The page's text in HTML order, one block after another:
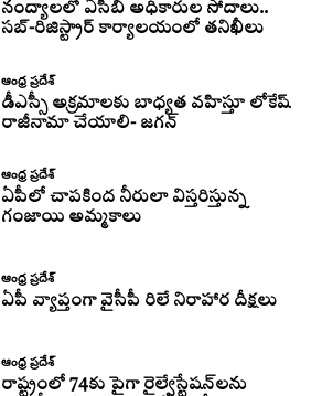
నంద్యాలలో ఏసీబీ అధికారుల సోదాలు..
సబ్-రిజిస్ట్రార్ కార్యాలయంలో తనిఖీలు
ఆంధ్ర ప్రదేశ్
డీఎస్సీ అక్రమాలకు బాధ్యత వహిస్తూ లోకేష్‌
రాజీనామా చేయాలి- జగన్
ఆంధ్ర ప్రదేశ్
ఏపీలో చాపకింద నీరులా విస్తరిస్తున్న
గంజాయి అమ్మకాలు
ఆంధ్ర ప్రదేశ్
ఏపీ వ్యాప్తంగా వైసీపీ రిలే నిరాహార దీక్షలు
ఆంధ్ర ప్రదేశ్
రాష్ట్రంలో 74కు పైగా రైల్వేస్టేషన్‌లను